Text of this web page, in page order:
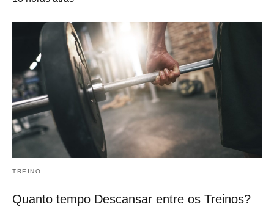
TREINO
Quanto tempo Descansar entre os Treinos?